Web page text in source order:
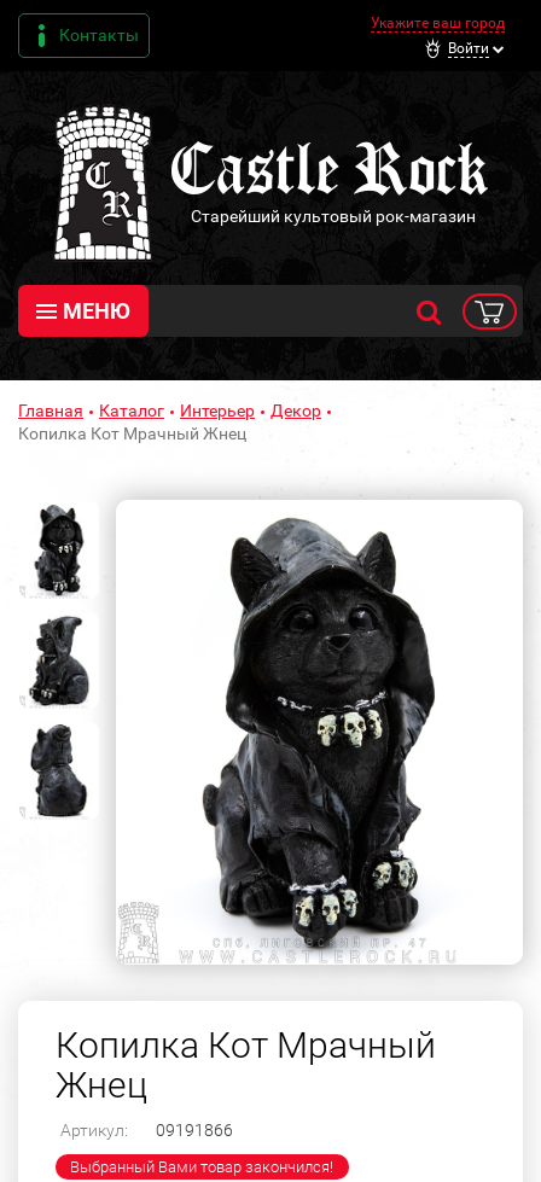
Контакты
Укажите ваш город
Войти
Старейший культовый рок-магазин
МЕНЮ
Главная Каталог Интерьер
Декор
Копилка Кот Мрачный Жнец
Копилка Кот Мрачный
Жнец
Артикул: 09191866
Выбранный Вами товар закончился!